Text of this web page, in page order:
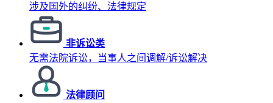
涉及国外的纠纷、法律规定
非诉讼类
无需法院诉讼，当事人之间调解/诉讼解决
法律顾问